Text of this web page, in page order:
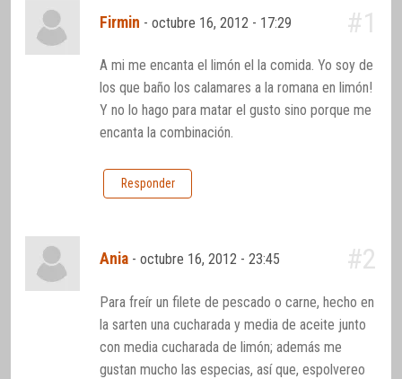
Firmin -octubre 16, 2012 - 17:29 #1
A mi me encanta el limón el la comida. Yo soy de
los que baño los calamares a la romana en limón!
Y no lo hago para matar el gusto sino porque me
encanta la combinación.
Responder
Ania -octubre 16, 2012 - 23:45 #2
Para freír un filete de pescado o carne, hecho en
la sarten una cucharada y media de aceite junto
con media cucharada de limón; además me
gustan mucho las especias, así que, espolvereo